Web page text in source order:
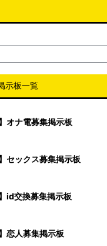
示板一覧
オナ電募集掲示板
セックス募集掲示板
id交換募集掲示板
恋人募集掲示板